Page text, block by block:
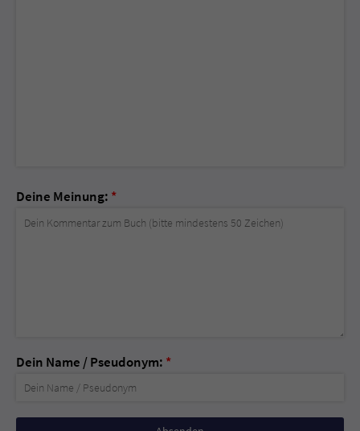
Deine Meinung: *
Dein Name / Pseudonym: *
Nicht